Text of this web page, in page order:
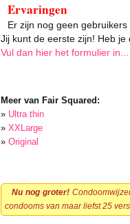
Ervaringen
Er zijn nog geen
Jij kunt de eerste zijn! Heb
Vul dan hier het formulier in...
Meer van Fair Squared:
» Ultra thin
» XXLarge
» Original
Nu nog groter!
condooms van maar liefst 25